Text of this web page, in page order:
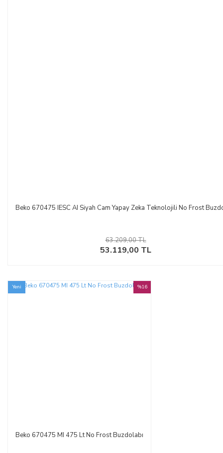
Beko 670475 IESC AI Siyah Cam Yapay Zeka Teknolojili No Frost
53.119,00 TL
63.209,00 TL
Yeni
Beko 670475 MI 475 Lt No Frost Buzdolabı
%16